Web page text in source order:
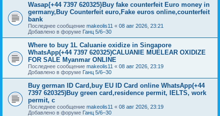
Wasap{+44 7397 620325}Buy fake counterfeit Euro money in
germany,Buy Counterfeit euro,Fake euros online,counterfeit
bank
Последнее сообщение makeolis11 « 08 авг 2026, 23:21
Добавлено в форуме Ганц 5/6–30
Where to buy 1L Caluanie oxidize in Singapore
WhatsApp(+44 7397 620325)CALUANIE MUELEAR OXIDIZE
FOR SALE Myanmar ONLINE
Последнее сообщение makeolis11 « 08 авг 2026, 23:19
Добавлено в форуме Ганц 5/6–30
Buy german ID Card,buy EU ID Card online WhatsApp(+44
7397 620325)Buy green card,residence permit, IELTS, work
permit, c
Последнее сообщение makeolis11 « 08 авг 2026, 23:19
Добавлено в форуме Ганц 5/6–30